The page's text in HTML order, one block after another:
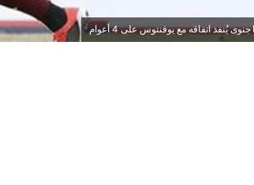
جنوى يُنفذ اتفاقه مع يوفنتوس على 4 أعوام